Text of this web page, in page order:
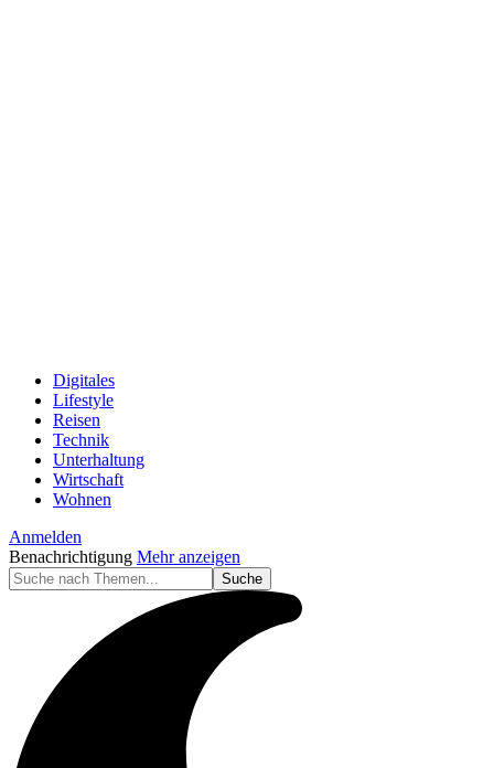
Digitales
Lifestyle
Reisen
Technik
Unterhaltung
Wirtschaft
Wohnen
Anmelden
Benachrichtigung Mehr anzeigen